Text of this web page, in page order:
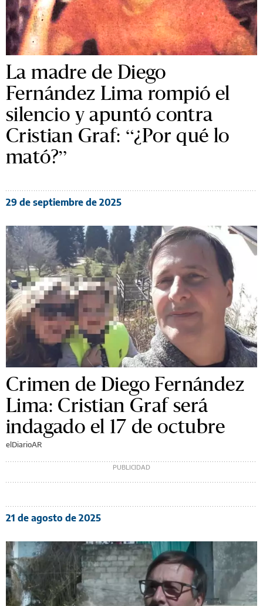
La madre de Diego
Fernández Lima rompió el
silencio y apuntó contra
Cristian Graf: “¿Por qué lo
mató?”
29 de septiembre de 2025
Crimen de Diego Fernández
Lima: Cristian Graf será
indagado el 17 de octubre
elDiarioAR
21 de agosto de 2025